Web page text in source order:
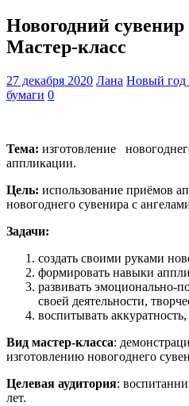
Новогодний сувенир
Мастер-класс
27 декабря 2020 Лана Новый год
бумаги 0
Тема: изготовление
аппликации.
Цель: использование приёмов
новогоднего сувенира с
Задачи:
создать своими руками
формировать навыки
развивать эмоционально-
своей деятельности,
воспитывать
Вид мастер-класса:
изготовлению новогоднего
Целевая аудитория:
лет.